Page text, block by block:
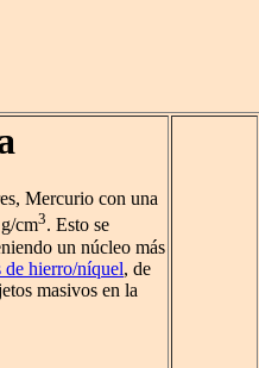
Mercurio con una
cm3. Esto se
un núcleo más
de hierro/níquel, de
masivos en la